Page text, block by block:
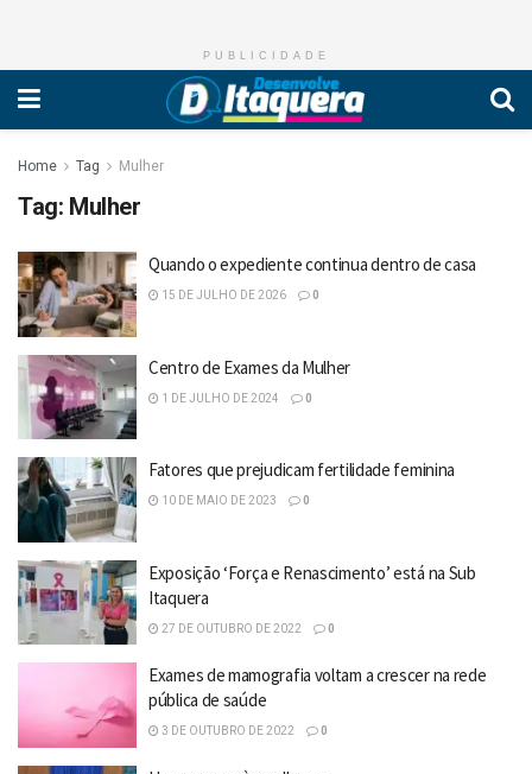
PUBLICIDADE
Home Tag Mulher
Tag: Mulher
Quando o expediente continua dentro de casa
15 DE JULHO DE 2026 0
Centro de Exames da Mulher
1 DE JULHO DE 2024 0
Fatores que prejudicam fertilidade feminina
10 DE MAIO DE 2023 0
Exposição ‘Força e Renascimento’ está na Sub
Itaquera
27 DE OUTUBRO DE 2022 0
Exames de mamografia voltam a crescer na rede
pública de saúde
3 DE OUTUBRO DE 2022 0